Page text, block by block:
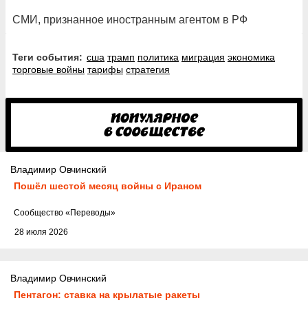
СМИ, признанное иностранным агентом в РФ
Теги события: сша трамп политика миграция экономика
торговые войны тарифы стратегия
Владимир Овчинский
Пошёл шестой месяц войны с Ираном
28 июля 2026
Cообщество «Переводы»
Владимир Овчинский
Пентагон: ставка на крылатые ракеты